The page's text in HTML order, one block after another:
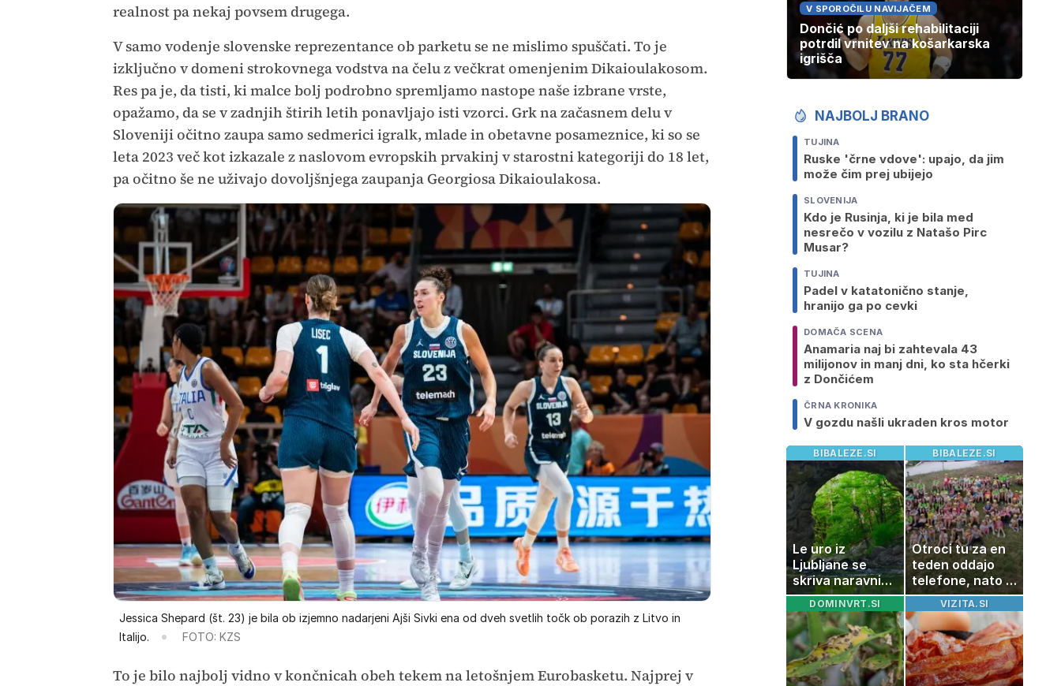
realnost pa nekaj povsem drugega.
V samo vodenje slovenske reprezentance ob parketu se ne mislimo spuščati. To je
izključno v domeni strokovnega vodstva na čelu z večkrat omenjenim Dikaioulakosom.
Res pa je, da tisti, ki malce bolj podrobno spremljamo nastope naše izbrane vrste,
opažamo, da se v zadnjih štirih letih ponavljajo isti vzorci. Grk na začasnem delu v
Sloveniji očitno zaupa samo sedmerici igralk, mlade in obetavne posameznice, ki so se
leta 2023 več kot izkazale z naslovom evropskih prvakinj v starostni kategoriji do 18 let,
pa očitno še ne uživajo dovoljšnjega zaupanja Georgiosa Dikaioulakosa.
Jessica Shepard (št. 23) je bila ob izjemno nadarjeni Ajši Sivki ena od dveh svetlih točk ob porazih z Litvo in
Italijo.
FOTO: KZS
To je bilo najbolj vidno v končnicah obeh tekem na letošnjem Eurobasketu. Najprej v
V SPOROČILU NAVIJAČEM
Dončić po daljši rehabilitaciji
potrdil vrnitev na košarkarska
igrišča
NAJBOLJ BRANO
TUJINA
Ruske 'črne vdove': upajo, da jim
može čim prej ubijejo
SLOVENIJA
Kdo je Rusinja, ki je bila med
nesrečo v vozilu z Natašo Pirc
Musar?
TUJINA
Padel v katatonično stanje,
hranijo ga po cevki
DOMAČA SCENA
Anamaria naj bi zahtevala 43
milijonov in manj dni, ko sta hčerki
z Dončićem
ČRNA KRONIKA
V gozdu našli ukraden kros motor
BIBALEZE.SI
Le uro iz
Ljubljane se
skriva naravni
čudež, ki je kot
ustvarjen za
družinski izlet
BIBALEZE.SI
Otroci tu za en
teden oddajo
telefone, nato pa
se zgodi nekaj
nepričakovanega
DOMINVRT.SI VIZITA.SI